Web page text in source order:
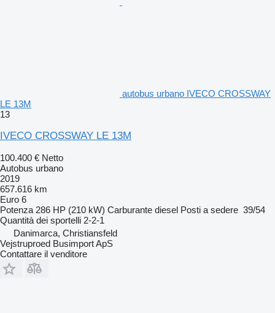
autobus urbano IVECO CROSSWAY
LE 13M
13
IVECO CROSSWAY LE 13M
100.400 € Netto
Autobus urbano
2019
657.616 km
Euro 6
Potenza 286 HP (210 kW) Carburante diesel Posti a sedere 39/54
Quantità dei sportelli 2-2-1
Danimarca, Christiansfeld
Vejstruproed Busimport ApS
Contattare il venditore